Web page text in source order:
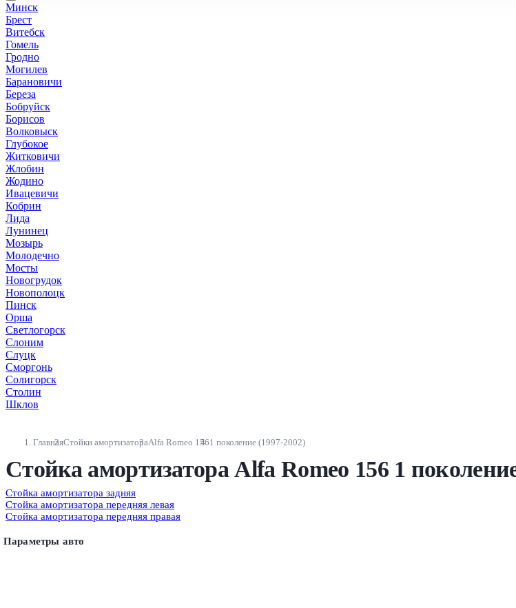
стеклоочистители
топливная система
тормозная система
трансмиссия
электрика
Минск
Брест
Витебск
Гомель
Гродно
Могилев
Барановичи
Береза
Бобруйск
Борисов
Волковыск
Глубокое
Житковичи
Жлобин
Жодино
Ивацевичи
Кобрин
Лида
Лунинец
Мозырь
Молодечно
Мосты
Новогрудок
Новополоцк
Пинск
Орша
Светлогорск
Слоним
Слуцк
Сморгонь
Солигорск
Столин
Шклов
ГлавнаяСтойки амортизатораAlfa Romeo 1561 поколение (1997-2002)
Стойка амортизатора Alfa Romeo 156 1
Стойка амортизатора задняя
Стойка амортизатора передняя левая
Стойка амортизатора передняя правая
Параметры авто